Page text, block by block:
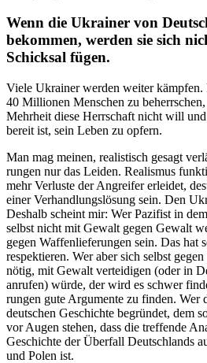
Wenn die Ukrainer von
bekommen, werden sie sich
Schicksal fügen.
Viele Ukrainer werden weiter
40 Millionen Menschen zu
Mehrheit diese Herrschaft nicht will
bereit ist, sein Leben zu opfern.
Man mag meinen, realis­tisch gesagt
rungen nur das Leiden. Realismus
mehr Verluste der Angreifer erleidet,
einer Verhand­lungs­lösung sein. Den
Deshalb scheint mir: Wer Pazifist in
selbst nicht mit Gewalt gegen Gewalt
gegen Waffen­lie­fe­rungen sein. Das hat
respek­tieren. Wer aber sich selbst
nötig, mit Gewalt vertei­digen (oder in
anrufen) würde, der wird es schwer
rungen gute Argumente zu finden. Wer
deutschen Geschichte begründet, dem
vor Augen stehen, dass die treffende
Geschichte der Überfall Deutsch­lands
und Polen ist.